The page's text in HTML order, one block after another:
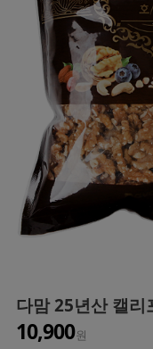
다맘 25년산 캘
10,900원